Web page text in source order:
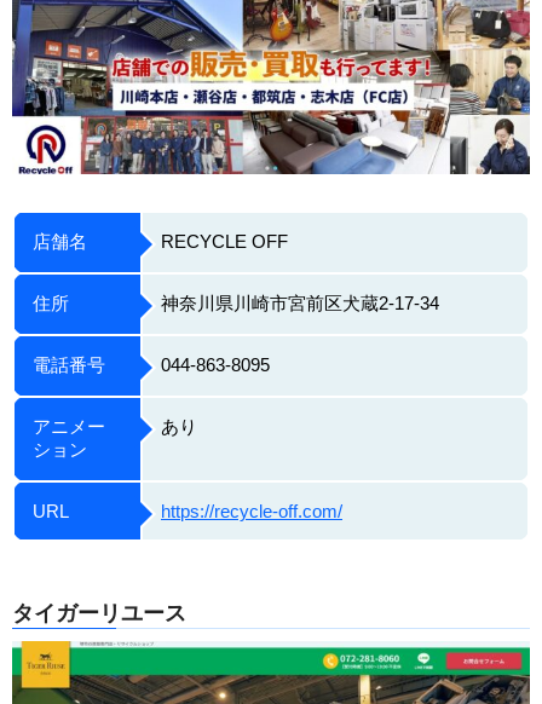
店舗名 RECYCLE OFF
住所 神奈川県川崎市宮前区犬蔵2-17-34
電話番号 044-863-8095
アニメー
ション
あり
URL https://recycle-off.com/
タイガーリユース